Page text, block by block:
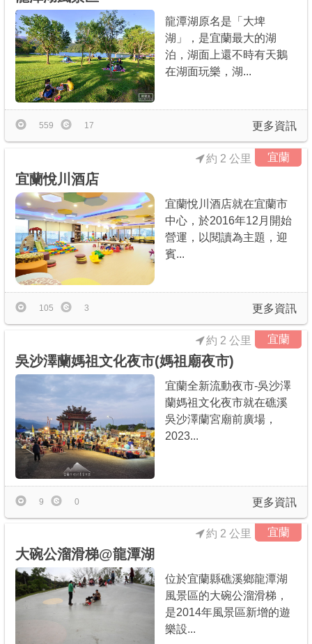
龍潭湖原名是「大埤
湖」，是宜蘭最大的湖
泊，湖面上還不時有天鵝
在湖面玩樂，湖...
更多資訊
559 17
宜蘭
宜蘭悅川酒店
約 2 公里
宜蘭悅川酒店就在宜蘭市
中心，於2016年12月開始
營運，以閱讀為主題，迎
賓...
更多資訊
105 3
宜蘭
吳沙澤蘭媽祖文化夜市(媽祖廟夜市)
約 2 公里
宜蘭全新流動夜市-吳沙澤
蘭媽祖文化夜市就在礁溪
吳沙澤蘭宮廟前廣場，
2023...
更多資訊
9 0
宜蘭
大碗公溜滑梯@龍潭湖
約 2 公里
位於宜蘭縣礁溪鄉龍潭湖
風景區的大碗公溜滑梯，
是2014年風景區新增的遊
樂設...